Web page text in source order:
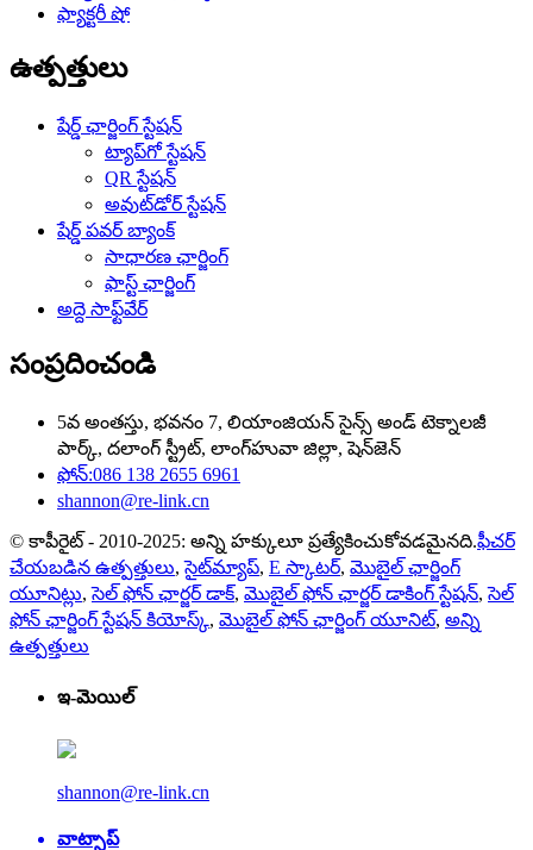
ఫ్యాక్టరీ షో
ఉత్పత్తులు
షేర్డ్ ఛార్జింగ్ స్టేషన్
ట్యాప్‌గో స్టేషన్
QR స్టేషన్
అవుట్‌డోర్ స్టేషన్
షేర్డ్ పవర్ బ్యాంక్
సాధారణ ఛార్జింగ్
ఫాస్ట్ ఛార్జింగ్
అద్దె సాఫ్ట్‌వేర్
సంప్రదించండి
5వ అంతస్తు, భవనం 7, లియాంజియన్ సైన్స్ అండ్ టెక్నాలజీ
పార్క్, దలాంగ్ స్ట్రీట్, లాంగ్‌హువా జిల్లా, షెన్‌జెన్
ఫోన్:086 138 2655 6961
shannon@re-link.cn
© కాపీరైట్ - 2010-2025: అన్ని హక్కులూ ప్రత్యేకించుకోవడమైనది.ఫీచర్
చేయబడిన ఉత్పత్తులు,సైట్‌మ్యాప్, E స్కాటర్, మొబైల్ ఛార్జింగ్
యూనిట్లు,సెల్ ఫోన్ ఛార్జర్ డాక్, మొబైల్ ఫోన్ ఛార్జర్ డాకింగ్ స్టేషన్,సెల్
ఫోన్ ఛార్జింగ్ స్టేషన్ కియోస్క్, మొబైల్ ఫోన్ ఛార్జింగ్ యూనిట్, అన్ని
ఉత్పత్తులు
ఇ-మెయిల్
shannon@re-link.cn
వాట్సాప్